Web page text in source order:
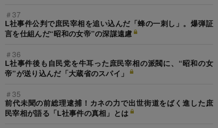
＃37
L社事件公判で庶民宰相を追い込んだ「蜂の一刺し」。爆弾証
言を仕組んだ“昭和の女帝”の深謀遠慮
＃36
L社事件後も自民党を牛耳った庶民宰相の派閥に、“昭和の女
帝”が送り込んだ「大蔵省のスパイ」
＃35
前代未聞の前総理逮捕！カネの力で出世街道をばく進した庶
民宰相が語る「L社事件の真相」とは